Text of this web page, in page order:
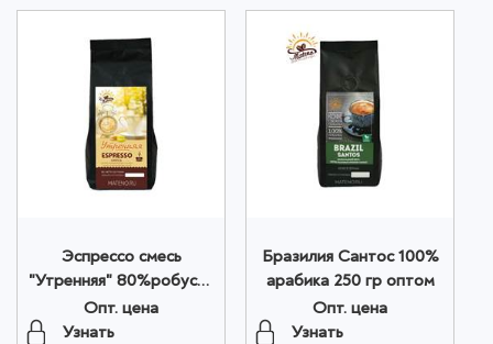
Эспрессо смесь
"Утренняя" 80%робуста
20% арабика 1000 гр
оптом
Опт. цена
Узнать
Бразилия Сантос 100%
арабика 250 гр оптом
Опт. цена
Узнать